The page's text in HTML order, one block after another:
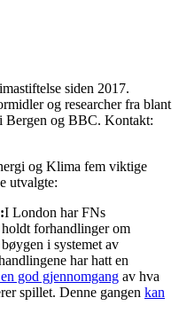
siden 2017.
og researcher fra blant
Bergen og BBC. Kontakt:
og Klima fem viktige
utvalgte:
I London har FNs
forhandlinger om
i systemet av
har hatt en
god gjennomgang av hva
spillet. Denne gangen kan